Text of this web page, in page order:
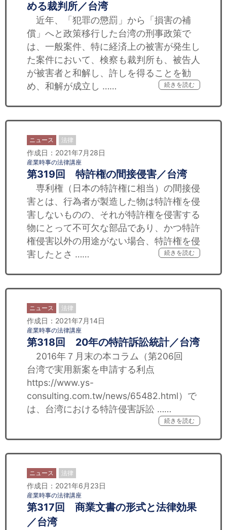
める裁判所／台湾
近年、「犯罪の懲罰」から「損害の補
償」へと政策移行した台湾の刑事政策で
は、一般案件、特に経済上の被害が発生し
た案件において、検察も裁判所も、被告人
が被害者と和解し、許しを得ることを勧
め、和解が成立し ……
続きを読む
ニュース 法律
作成日：2021年7月28日
産業時事の法律講座
第319回 特許権の間接侵害／台湾
専利権（日本の特許権に相当）の間接侵
害とは、行為者が製造した物は特許権を侵
害しないものの、それが特許権を侵害する
物にとって不可欠な部品であり、かつ特許
権侵害以外の用途がない場合、特許権を侵
害したとさ ……
続きを読む
ニュース 法律
作成日：2021年7月14日
産業時事の法律講座
第318回 20年の特許訴訟統計／台湾
2016年７月末の本コラム（第206回
台湾で実用新案を申請する利点
https://www.ys-
consulting.com.tw/news/65482.html）で
は、台湾における特許侵害訴訟 ……
続きを読む
ニュース 法律
作成日：2021年6月23日
産業時事の法律講座
第317回 商業文書の形式と法律効果
／台湾